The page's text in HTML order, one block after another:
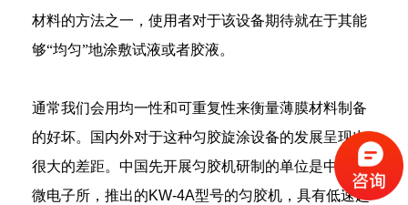
材料的方法之一，使用者对于该设备期待就在于其能
够“均匀”地涂敷试液或者胶液。
通常我们会用均一性和可重复性来衡量薄膜材料制备
的好坏。
国内外对于这种匀胶旋涂设备的发展呈现出
很大的差距。中国先开展匀胶机研制的单位是中科院
微电子所，推出的KW-4A型号的匀胶机，具有低速起